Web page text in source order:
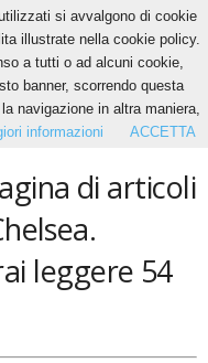
di articoli
leggere 54
si avvalgono di cookie
illustrate nella cookie policy.
a tutti o ad alcuni cookie,
banner, scorrendo questa
navigazione in altra maniera,
informazioni ACCETTA